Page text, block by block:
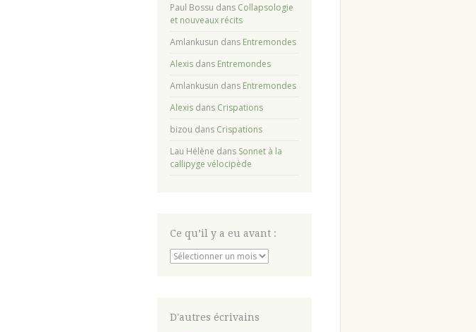
Paul Bossu dans Collapsologie
et nouveaux récits
Amlankusun dans Entremondes
Alexisdans Entremondes
Amlankusun dans Entremondes
Alexisdans Crispations
bizou dans Crispations
Lau Hélène dans Sonnet à la
callipyge vélocipède
Ce qu’il y a eu avant :
Ce
qu’il
avant
D'autres écrivains